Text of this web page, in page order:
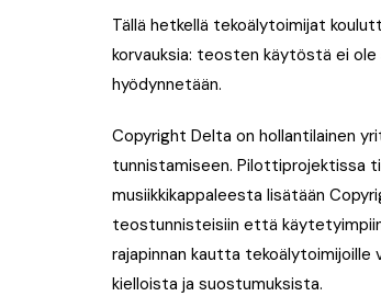
Tällä hetkellä tekoälytoimijat
korvauksia: teosten käytöstä ei
hyödynnetään.
Copyright Delta on hollantilainen
tunnistamiseen. Pilottiprojektissa
musiikkikappaleesta lisätään
teostunnisteisiin että
rajapinnan kautta
kielloista ja suostumuksista.